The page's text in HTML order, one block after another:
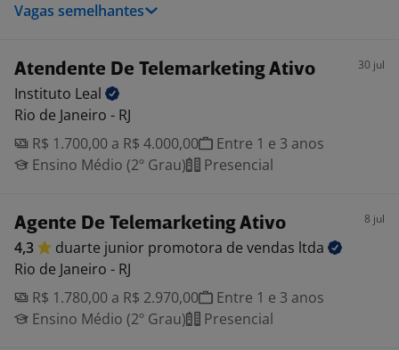
Vagas semelhantes
Atendente De Telemarketing Ativo 30 jul
Instituto Leal
Rio de Janeiro - RJ
R$ 1.700,00 a R$ 4.000,00
Entre 1 e 3 anos
Ensino Médio (2º Grau)
Presencial
Agente De Telemarketing Ativo 8 jul
4,3 duarte junior promotora de vendas ltda
Rio de Janeiro - RJ
R$ 1.780,00 a R$ 2.970,00
Entre 1 e 3 anos
Ensino Médio (2º Grau)
Presencial